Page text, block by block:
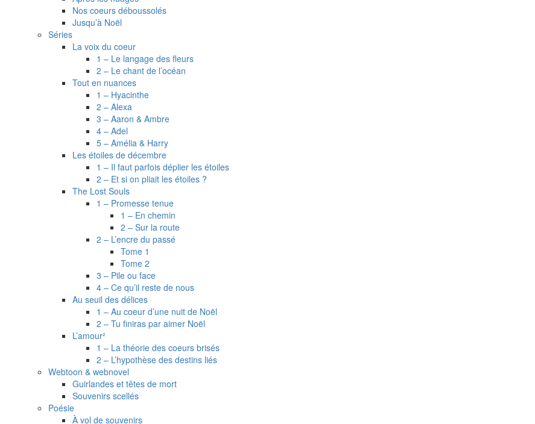
Nos coeurs déboussolés
Jusqu’à Noël
Séries
La voix du coeur
1 – Le langage des fleurs
2 – Le chant de l’océan
Tout en nuances
1 – Hyacinthe
2 – Alexa
3 – Aaron & Ambre
4 – Adel
5 – Amélia & Harry
Les étoiles de décembre
1 – Il faut parfois déplier les étoiles
2 – Et si on pliait les étoiles ?
The Lost Souls
1 – Promesse tenue
1 – En chemin
2 – Sur la route
2 – L’encre du passé
Tome 1
Tome 2
3 – Pile ou face
4 – Ce qu’il reste de nous
Au seuil des délices
1 – Au coeur d’une nuit de Noël
2 – Tu finiras par aimer Noël
L’amour²
1 – La théorie des coeurs brisés
2 – L’hypothèse des destins liés
Webtoon & webnovel
Guirlandes et têtes de mort
Souvenirs scellés
Poésie
À vol de souvenirs